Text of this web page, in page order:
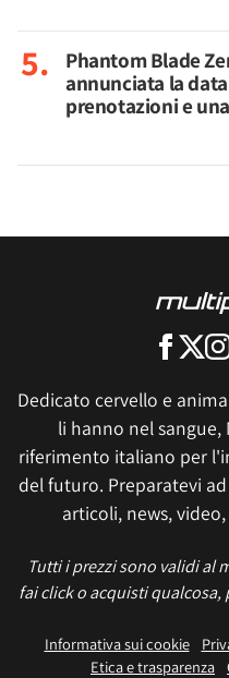
Phantom Blade
annunciata la
prenotazioni e
Dedicato cervello e
li hanno nel
riferimento italiano per
del futuro. Preparatevi
articoli, news,
Tutti i prezzi sono validi al
fai click o acquisti
Informativa sui cookie
Etica e trasparenza